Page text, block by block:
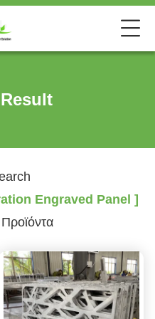
Engraved Panel ]
Προϊόντα